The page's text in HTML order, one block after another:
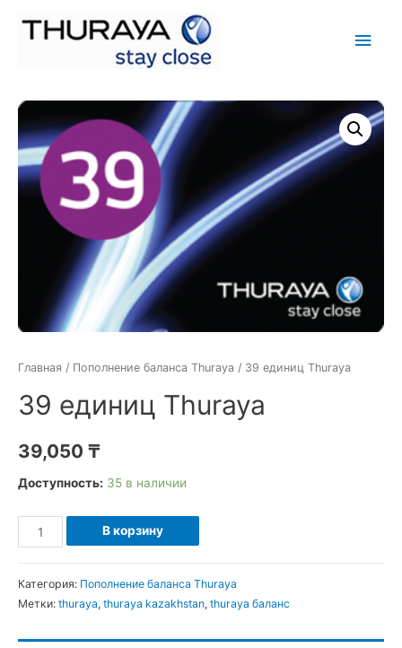
Главная / Пополнение баланса Thuraya / 39 единиц Thuraya
39 единиц Thuraya
39,050 ₸
Доступность: 35 в наличии
Количество
39
Thuraya
В корзину
Категория: Пополнение баланса Thuraya
Метки: thuraya, thuraya kazakhstan, thuraya баланс